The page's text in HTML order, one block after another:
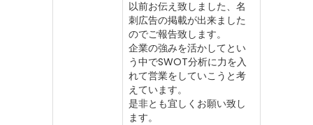
以前お伝え致しました、名
刺広告の掲載が出来ました
のでご報告致します。
企業の強みを活かしてとい
う中でSWOT分析に力を入
れて営業をしていこうと考
えています。
是非とも宜しくお願い致し
ます。